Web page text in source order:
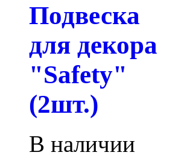
Подвеска
для декора
"Safety"
(2шт.)
В наличии